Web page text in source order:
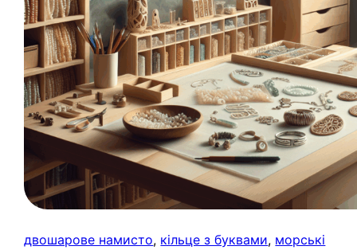
двошарове намисто, кільце з буквами, морські